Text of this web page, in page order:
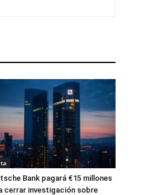
Bank pagará €15 millones
cerrar investigación sobre